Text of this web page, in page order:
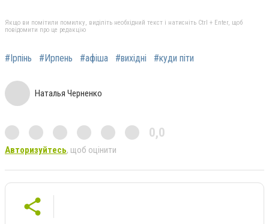
Якщо ви помітили помилку, виділіть необхідний текст і натисніть Ctrl + Enter, щоб
повідомити про це редакцію
#Ірпінь #Ирпень #афіша #вихідні #куди піти
Наталья Черненко
0,0
Авторизуйтесь, щоб оцінити